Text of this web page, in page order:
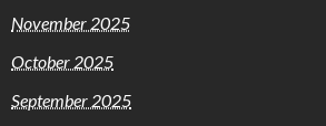
November 2025
October 2025
September 2025